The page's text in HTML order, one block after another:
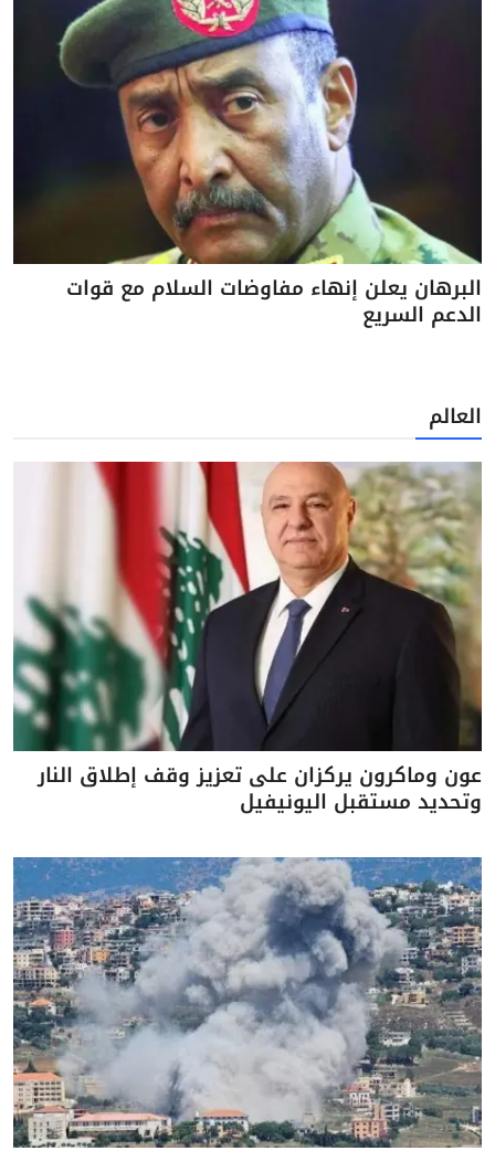
البرهان يعلن إنهاء مفاوضات السلام مع قوات
الدعم السريع
العالم
عون وماكرون يركزان على تعزيز وقف إطلاق النار
وتحديد مستقبل اليونيفيل